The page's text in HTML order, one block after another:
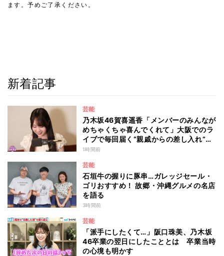
ます。予めご了承ください。
新着記事
芸能
乃木坂46賀喜遥香「メンバーのみんなが
めちゃくちゃ喜んでくれて」大阪でのラ
イブで毎回届く“親戚からの差し入れ”と
は？
1時間前
芸能
石垣牛の握りに豚串…ガレッジセール・
ゴリおすすめ！ 故郷・沖縄グルメの名店
を語る
3時間前
芸能
「派手にしたくて…」阪口珠美、乃木坂
46卒業の翌日にしたこととは 卒業当時
の心境も明かす